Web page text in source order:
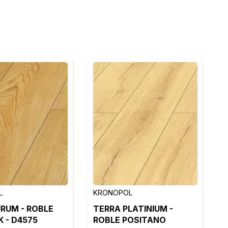
- ROBLE
- D4575
KRONOPOL
TERRA PLATINIUM -
ROBLE POSITANO